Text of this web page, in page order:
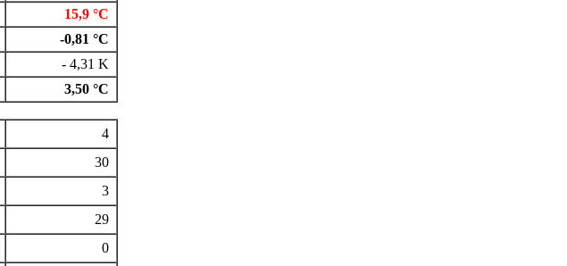
15,9 °C
-0,81 °C
- 4,31 K
3,50 °C
4
30
3
29
0